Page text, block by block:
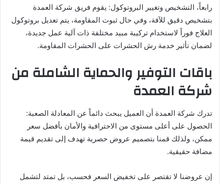
رابعاً، التشخيص وتغيير البروتوكول: يقوم فريق شركة العمدة
بتشخيص دقيق للآفة، وفي حال ثبوت المقاومة، يتم تعديل بروتوكول
العلاج فوراً لاستخدام تركيبة مبيد مختلفة ذات آلية عمل جديدة،
لضمان تأثير خدمة رش الحشرات على الحشرات المقاومة.
باقات التوفير والحماية الشاملة من
شركة العمدة
تدرك شركة العمدة أن العميل يبحث دائماً عن المعادلة الصعبة:
الحصول على أعلى مستوى من الاحترافية والأمان بأفضل سعر
ممكن، ولذلك قمنا بتصميم عروض حصرية تهدف إلى تقديم قيمة
مضافة حقيقية.
إن عروضنا لا تقتصر على تخفيض السعر فحسب، بل تمتد لتشمل